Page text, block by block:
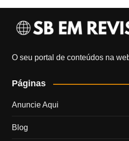
O seu portal de conteúdos na
Páginas
Anuncie Aqui
Blog